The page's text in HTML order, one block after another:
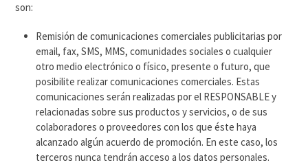
son:
Remisión de comunicaciones comerciales publicitarias por
email, fax, SMS, MMS, comunidades sociales o cualquier
otro medio electrónico o físico, presente o futuro, que
posibilite realizar comunicaciones comerciales. Estas
comunicaciones serán realizadas por el RESPONSABLE y
relacionadas sobre sus productos y servicios, o de sus
colaboradores o proveedores con los que éste haya
alcanzado algún acuerdo de promoción. En este caso, los
terceros nunca tendrán acceso a los datos personales.